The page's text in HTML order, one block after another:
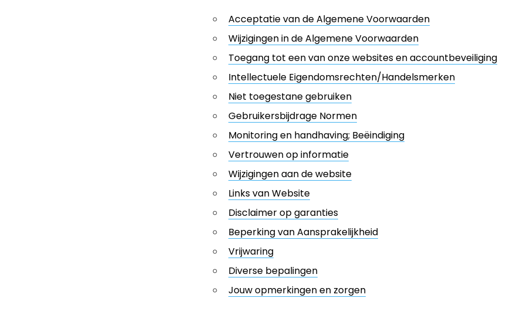
Acceptatie van de Algemene Voorwaarden
Wijzigingen in de Algemene Voorwaarden
Toegang tot een van onze websites en accountbeveiliging
Intellectuele Eigendomsrechten/Handelsmerken
Niet toegestane gebruiken
Gebruikersbijdrage Normen
Monitoring en handhaving; Beëindiging
Vertrouwen op informatie
Wijzigingen aan de website
Links van Website
Disclaimer op garanties
Beperking van Aansprakelijkheid
Vrijwaring
Diverse bepalingen
Jouw opmerkingen en zorgen